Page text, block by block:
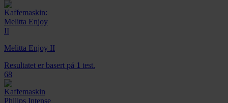
Melitta Enjoy II
Resultatet er basert på 1 test.
68